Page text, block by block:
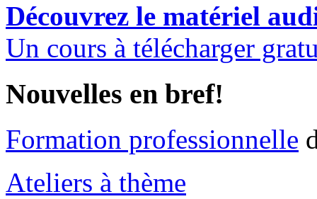
Découvrez le matériel
Un cours à télécharger
Nouvelles en bref!
Formation professionnelle
Ateliers à thème